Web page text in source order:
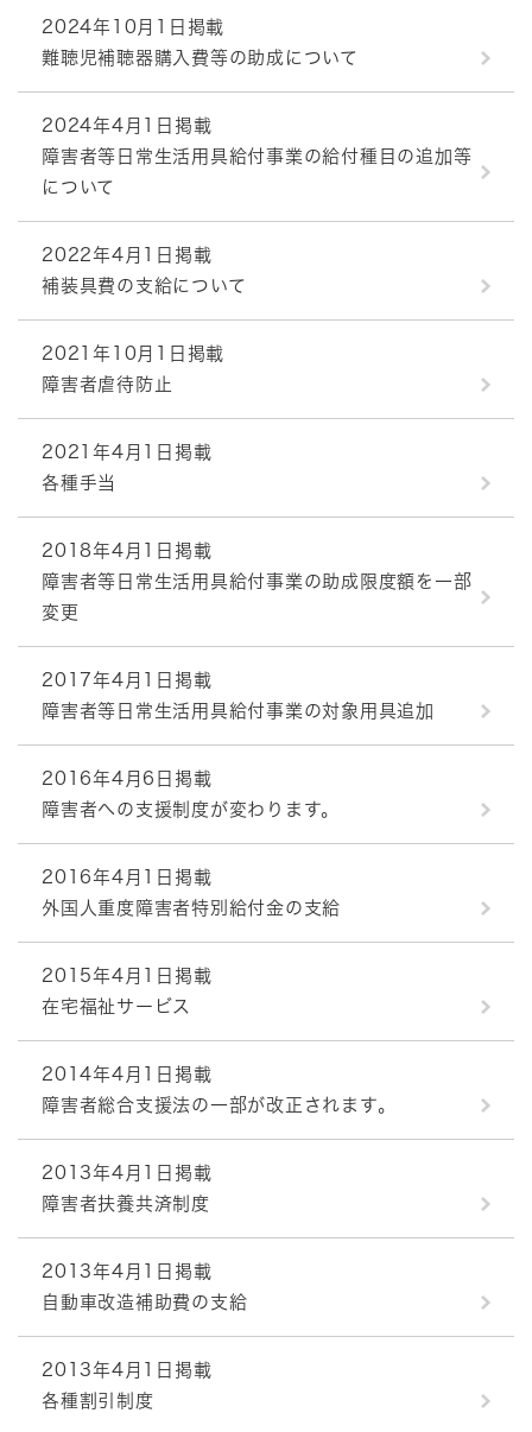
2024年10月1日掲載
難聴児補聴器購入費等の助成について
2024年4月1日掲載
障害者等日常生活用具給付事業の給付種目の追加等
について
2022年4月1日掲載
補装具費の支給について
2021年10月1日掲載
障害者虐待防止
2021年4月1日掲載
各種手当
2018年4月1日掲載
障害者等日常生活用具給付事業の助成限度額を一部
変更
2017年4月1日掲載
障害者等日常生活用具給付事業の対象用具追加
2016年4月6日掲載
障害者への支援制度が変わります。
2016年4月1日掲載
外国人重度障害者特別給付金の支給
2015年4月1日掲載
在宅福祉サービス
2014年4月1日掲載
障害者総合支援法の一部が改正されます。
2013年4月1日掲載
障害者扶養共済制度
2013年4月1日掲載
自動車改造補助費の支給
2013年4月1日掲載
各種割引制度